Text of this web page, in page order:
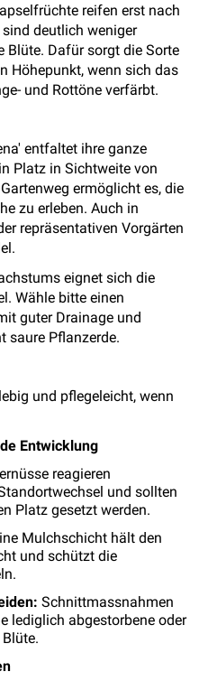
reifen erst nach
deutlich weniger
Dafür sorgt die Sorte
Höhepunkt, wenn sich das
und Rottöne verfärbt.
entfaltet ihre ganze
Platz in Sichtweite von
ermöglicht es, die
zu erleben. Auch in
repräsentativen Vorgärten
eignet sich die
Wähle bitte einen
guter Drainage und
saure Pflanzerde.
und pflegeleicht, wenn
Entwicklung
reagieren
und sollten
Platz gesetzt werden.
Mulchschicht hält den
und schützt die
Schnittmassnahmen
lediglich abgestorbene oder